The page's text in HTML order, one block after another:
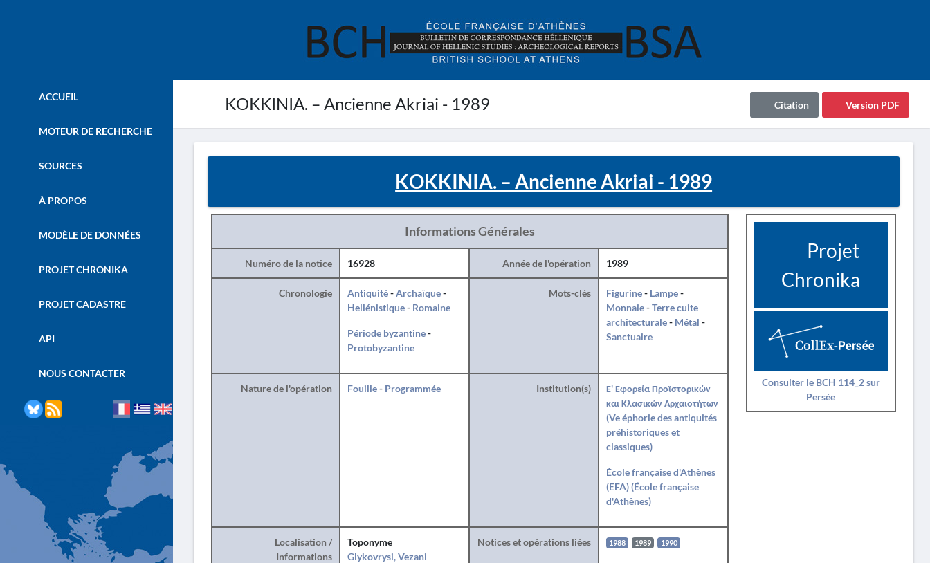
KOKKINIA. – Ancienne Akriai - 1989 Version PDF
Citation
ACCUEIL
MOTEUR DE RECHERCHE
SOURCES
À PROPOS
MODÈLE DE DONNÉES
PROJET CHRONIKA
PROJET CADASTRE
API
NOUS CONTACTER
KOKKINIA. – Ancienne Akriai - 1989
Informations Générales
Numéro de la notice 16928 Année de l'opération 1989
Chronologie Antiquité-Archaïque-
Hellénistique- Romaine
Période byzantine-
Protobyzantine
Mots-clés Figurine- Lampe-
Monnaie-Terre cuite
architecturale- Métal -
Sanctuaire
Nature de l'opération Fouille- Programmée Institution(s)
Ε' Εφορεία Προϊστορικών
και Κλασικών Αρχαιοτήτων
(Ve éphorie des antiquités
préhistoriques et
classiques)
École française d'Athènes
(EFA) (École française
d'Athènes)
Localisation /
Informations
Toponyme
Glykovrysi, Vezani
Notices et opérations liées 1988 1989 1990
Projet
Chronika
Consulter le BCH 114_2 sur
Persée